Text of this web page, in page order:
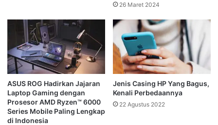
26 Maret 2024
ASUS ROG Hadirkan Jajaran
Laptop Gaming dengan
Prosesor AMD Ryzen™ 6000
Series Mobile Paling Lengkap
di Indonesia
Jenis Casing HP Yang Bagus,
Kenali Perbedaannya
22 Agustus 2022